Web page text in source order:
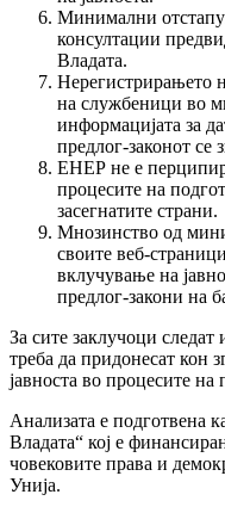
Минимални
консултации
Владата.
Нерегистрирањето
на службеници во
информацијата за
предлог-законот се
ЕНЕР не е
процесите на
засегнатите страни.
Мнозинство од
своите веб-
вклучување на
предлог-закони на
За сите заклучоци следат
треба да придонесат кон
јавноста во процесите на
Анализата е подготвена
Владата“ кој е
човековите права и
Унија.